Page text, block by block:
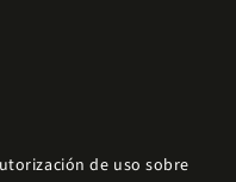
de uso sobre